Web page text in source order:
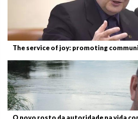
The service of joy: promoting